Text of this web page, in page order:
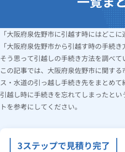
単身の引越し
引越し業者ランキング
引越し見積りシミュレーシ
見積り依頼
「大阪府泉佐野市に引越す時にはどこに
「大阪府泉佐野市から引越す時の手続き
そう思って引越しの手続き方法を調べて
この記事では、大阪府泉佐野市に関す
ス・水道の引っ越し手続き先をまとめて
引越し時に手続きを忘れてしまったと
トを参考にしてください。
3ステップで見積り完了